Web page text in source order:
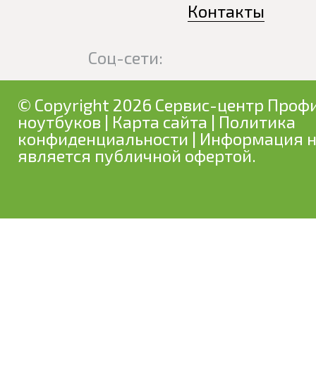
Контакты
Соц-сети:
© Copyright 2026 Сервис-центр
ноутбуков | Карта сайта | Политика
конфиденциальности | Информация
является публичной офертой.